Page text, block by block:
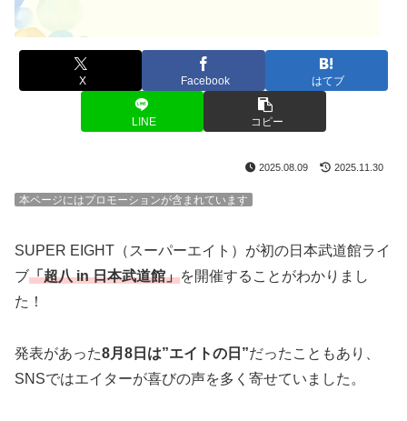
X Facebook はてブ
LINE コピー
2025.08.09 2025.11.30
本ページにはプロモーションが含まれています
SUPER EIGHT（スーパーエイト）が初の日本武道館ライ
ブ「超八 in 日本武道館」を開催することがわかりまし
た！
発表があった8月8日は”エイトの日”だったこともあり、
SNSではエイターが喜びの声を多く寄せていました。